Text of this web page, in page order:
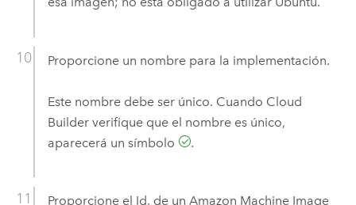
Proporcione un nombre para la implementación.
Este nombre debe ser único. Cuando Cloud
Builderverifique que el nombre es único,
aparecerá un símbolo
.
Proporcione el Id. de un Amazon Machine Image